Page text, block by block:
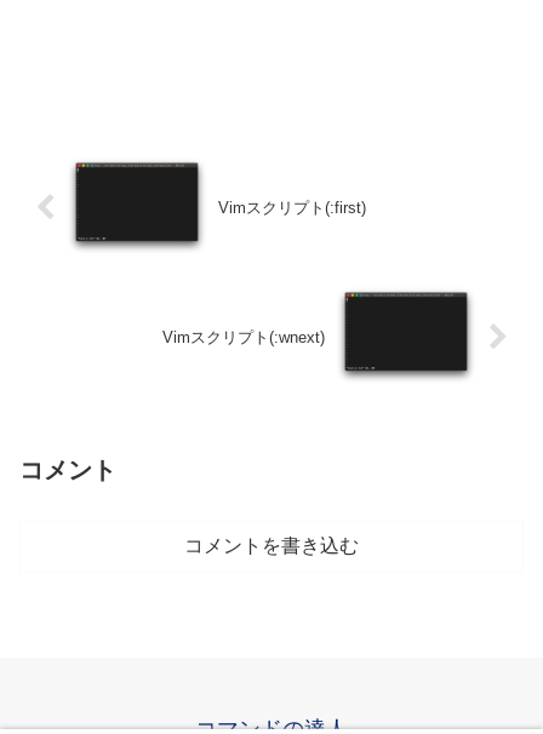
Vimスクリプト(:first)
Vimスクリプト(:wnext)
コメント
コメントを書き込む
コマンドの達人